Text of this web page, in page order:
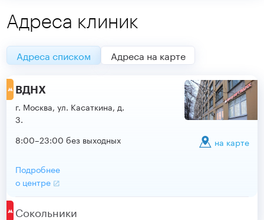
Адреса клиник
Адреса списком Адреса на карте
ВДНХ
г. Москва, ул. Касаткина, д.
3.
на карте
8:00–23:00 без выходных
Подробнее
о центре
Сокольники